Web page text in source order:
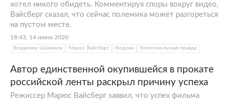
хотел никого обидеть. Комментируя споры вокруг видео,
Вайсберг сказал, что сейчас полемика может разгореться
на пустом месте.
18:43, 14 июня 2020
Владимир Шаманов Марюс Вайсберг Госдума Комсомольская правда
Автор единственной окупившейся в прокате
российской ленты раскрыл причину успеха
Режиссер Марюс Вайсберг заявил, что успех фильма